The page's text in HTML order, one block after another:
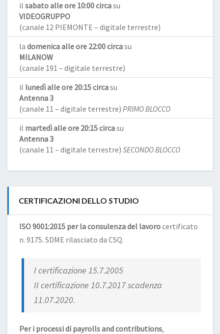
il sabato alle ore 10:00 circasu
VIDEOGRUPPO
(canale 12 PIEMONTE – digitale terrestre)
la domenica alle ore 22:00 circasu
MILANOW
(canale 191 – digitale terrestre)
il lunedì alle ore 20:15 circasu
Antenna 3
(canale 11 – digitale terrestre) PRIMO BLOCCO
il martedì alle ore 20:15 circasu
Antenna 3
(canale 11 – digitale terrestre) SECONDO BLOCCO
CERTIFICAZIONI DELLO STUDIO
ISO 9001:2015 per la consulenza del lavorocertificato
n. 9175. SDME rilasciato da CSQ.
I certificazione 15.7.2005
II certificazione 10.7.2017 scadenza
11.07.2020.
Per i processi di payrolls and contributions,